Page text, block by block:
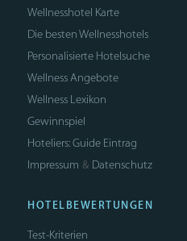
Wellnesshotel Karte
Die besten Wellnesshotels
Personalisierte Hotelsuche
Wellness Angebote
Wellness Lexikon
Gewinnspiel
Hoteliers: Guide Eintrag
Impressum & Datenschutz
HOTELBEWERTUNGEN
Test-Kriterien